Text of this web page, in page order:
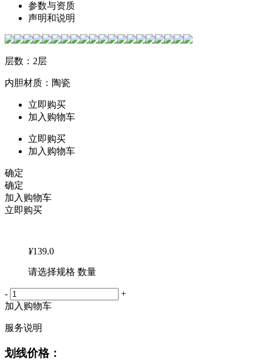
参数与资质
声明和说明
层数：2层
内胆材质：陶瓷
立即购买
加入购物车
立即购买
加入购物车
确定
确定
加入购物车
立即购买
¥139.0
请选择规格 数量
-
+
加入购物车
服务说明
划线价格：